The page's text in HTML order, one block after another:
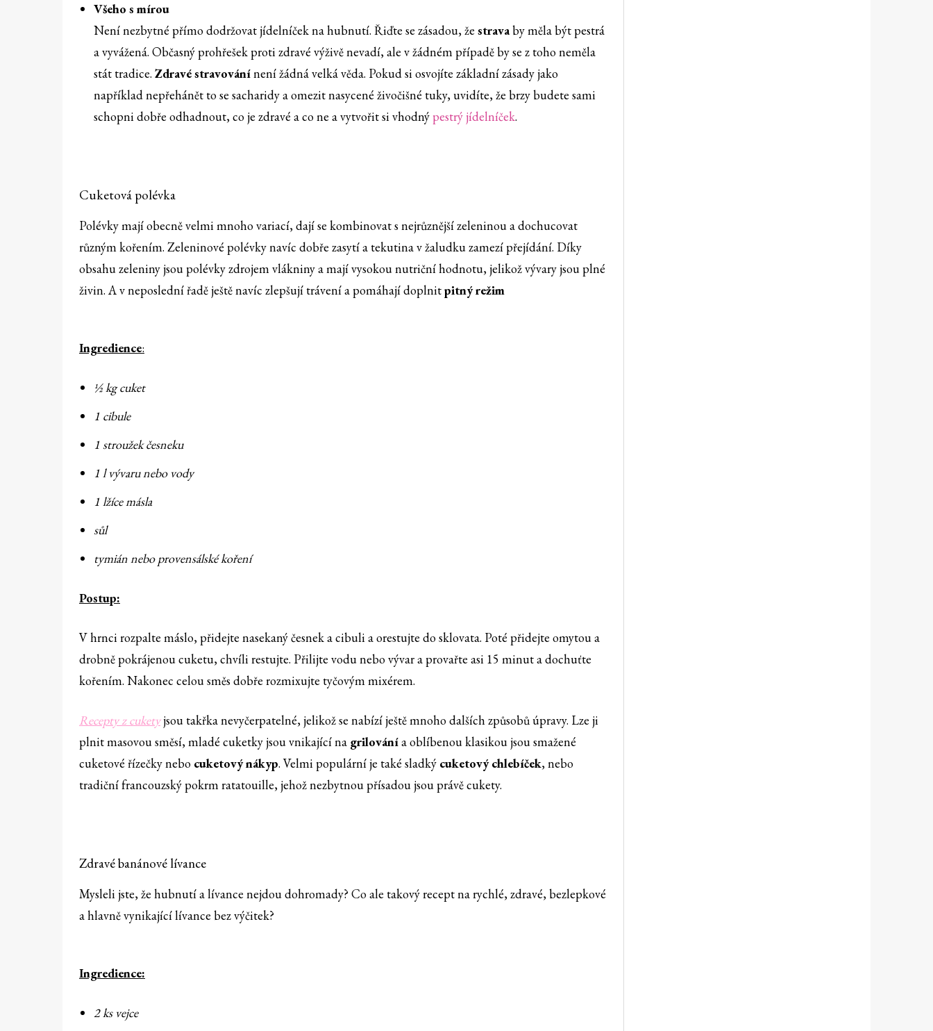
Všeho s mírou
Není nezbytné přímo dodržovat jídelníček na hubnutí. Řiďte se zásadou, že stravaby měla být pestrá
a vyvážená. Občasný prohřešek proti zdravé výživě nevadí, ale v žádném případě by se z toho neměla
stát tradice. Zdravé stravovánínení žádná velká věda. Pokud si osvojíte základní zásady jako
například nepřehánět to se sacharidy a omezit nasycené živočišné tuky, uvidíte, že brzy budete sami
schopni dobře odhadnout, co je zdravé a co ne a vytvořit si vhodnýpestrý jídelníček.
Cuketová polévka
Polévky mají obecně velmi mnoho variací, dají se kombinovat s nejrůznější zeleninou a dochucovat
různým kořením. Zeleninové polévky navíc dobře zasytí a tekutina v žaludku zamezí přejídání. Díky
obsahu zeleniny jsou polévky zdrojem vlákniny a mají vysokou nutriční hodnotu, jelikož vývary jsou plné
živin. A v neposlední řadě ještě navíc zlepšují trávení a pomáhají doplnitpitný režim
Ingredience:
½ kg cuket
1 cibule
1 stroužek česneku
1 l vývaru nebo vody
1 lžíce másla
sůl
tymián nebo provensálské koření
Postup:
V hrnci rozpalte máslo, přidejte nasekaný česnek a cibuli a orestujte do sklovata. Poté přidejte omytou a
drobně pokrájenou cuketu, chvíli restujte. Přilijte vodu nebo vývar a provařte asi 15 minut a dochuťte
kořením. Nakonec celou směs dobře rozmixujte tyčovým mixérem.
Recepty z cuketyjsou takřka nevyčerpatelné, jelikož se nabízí ještě mnoho dalších způsobů úpravy. Lze ji
plnit masovou směsí, mladé cuketky jsou vnikající na grilovánía oblíbenou klasikou jsou smažené
cuketové řízečky nebo cuketový nákyp. Velmi populární je také sladký cuketový chlebíček, nebo
tradiční francouzský pokrm ratatouille, jehož nezbytnou přísadou jsou právě cukety.
Zdravé banánové lívance
Mysleli jste, že hubnutí a lívance nejdou dohromady? Co ale takový recept na rychlé, zdravé, bezlepkové
a hlavně vynikající lívance bez výčitek?
Ingredience:
2 ks vejce